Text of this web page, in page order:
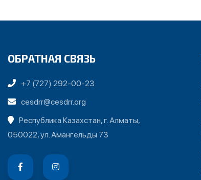
ОБРАТНАЯ СВЯЗЬ
+7 (727) 292-00-23
cesdrr@cesdrr.org
Республика Казахстан, г. Алматы,
050022, ул. Амангельды 73